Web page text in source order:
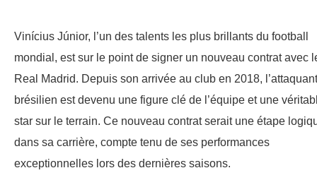
Vinícius Júnior, l’un des talents les plus brillants du football
mondial, est sur le point de signer un nouveau contrat avec
Real Madrid. Depuis son arrivée au club en 2018, l’attaquant
brésilien est devenu une figure clé de l’équipe et une
star sur le terrain. Ce nouveau contrat serait une étape
dans sa carrière, compte tenu de ses performances
exceptionnelles lors des dernières saisons.